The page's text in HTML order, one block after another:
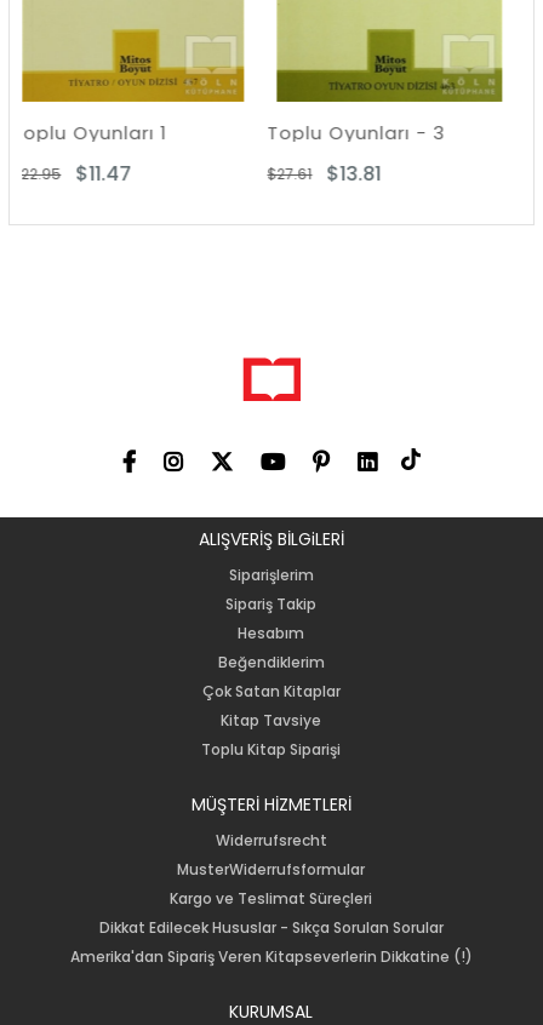
1 Toplu Oyunları - 3
ALIŞVERİŞ BİLGiLERİ
Siparişlerim
Sipariş Takip
Hesabım
Beğendiklerim
Çok Satan Kitaplar
Kitap Tavsiye
Toplu Kitap Siparişi
MÜŞTERİ HİZMETLERİ
Widerrufsrecht
MusterWiderrufsformular
Kargo ve Teslimat Süreçleri
Dikkat Edilecek Hususlar - Sıkça Sorulan Sorular
Amerika'dan Sipariş Veren Kitapseverlerin Dikkatine (!)
KURUMSAL